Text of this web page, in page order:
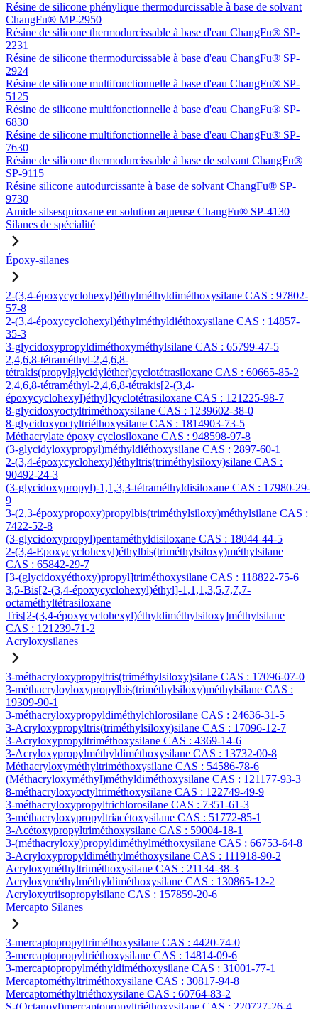
Résine de silicone phénylique thermodurcissable à base de solvant
ChangFu® MP-2950
Résine de silicone thermodurcissable à base d'eau ChangFu® SP-
2231
Résine de silicone thermodurcissable à base d'eau ChangFu® SP-
2924
Résine de silicone multifonctionnelle à base d'eau ChangFu® SP-
5125
Résine de silicone multifonctionnelle à base d'eau ChangFu® SP-
6830
Résine de silicone multifonctionnelle à base d'eau ChangFu® SP-
7630
Résine de silicone thermodurcissable à base de solvant ChangFu®
SP-9115
Résine silicone autodurcissante à base de solvant ChangFu® SP-
9730
Amide silsesquioxane en solution aqueuse ChangFu® SP-4130
Silanes de spécialité
Époxy-silanes
2-(3,4-époxycyclohexyl)éthylméthyldiméthoxysilane CAS : 97802-
57-8
2-(3,4-époxycyclohexyl)éthylméthyldiéthoxysilane CAS : 14857-
35-3
3-glycidoxypropyldiméthoxyméthylsilane CAS : 65799-47-5
2,4,6,8-tétraméthyl-2,4,6,8-
tétrakis(propylglycidyléther)cyclotétrasiloxane CAS : 60665-85-2
2,4,6,8-tétraméthyl-2,4,6,8-tétrakis[2-(3,4-
époxycyclohexyl)éthyl]cyclotétrasiloxane CAS : 121225-98-7
8-glycidoxyoctyltriméthoxysilane CAS : 1239602-38-0
8-glycidoxyoctyltriéthoxysilane CAS : 1814903-73-5
Méthacrylate époxy cyclosiloxane CAS : 948598-97-8
(3-glycidyloxypropyl)méthyldiéthoxysilane CAS : 2897-60-1
2-(3,4-époxycyclohexyl)éthyltris(triméthylsiloxy)silane CAS :
90492-24-3
(3-glycidoxypropyl)-1,1,3,3-tétraméthyldisiloxane CAS : 17980-29-
9
3-(2,3-époxypropoxy)propylbis(triméthylsiloxy)méthylsilane CAS :
7422-52-8
(3-glycidoxypropyl)pentaméthyldisiloxane CAS : 18044-44-5
2-(3,4-Epoxycyclohexyl)éthylbis(triméthylsiloxy)méthylsilane
CAS : 65842-29-7
[3-(glycidoxyéthoxy)propyl]triméthoxysilane CAS : 118822-75-6
3,5-Bis[2-(3,4-époxycyclohexyl)éthyl]-1,1,1,3,5,7,7,7-
octaméthyltétrasiloxane
Tris[2-(3,4-époxycyclohexyl)éthyldiméthylsiloxy]méthylsilane
CAS : 121239-71-2
Acryloxysilanes
3-méthacryloxypropyltris(triméthylsiloxy)silane CAS : 17096-07-0
3-méthacryloyloxypropylbis(triméthylsiloxy)méthylsilane CAS :
19309-90-1
3-méthacryloxypropyldiméthylchlorosilane CAS : 24636-31-5
3-Acryloxypropyltris(triméthylsiloxy)silane CAS : 17096-12-7
3-Acryloxypropyltriméthoxysilane CAS : 4369-14-6
3-Acryloxypropylméthyldiméthoxysilane CAS : 13732-00-8
Méthacryloxyméthyltriméthoxysilane CAS : 54586-78-6
(Méthacryloxyméthyl)méthyldiméthoxysilane CAS : 121177-93-3
8-méthacryloxyoctyltriméthoxysilane CAS : 122749-49-9
3-méthacryloxypropyltrichlorosilane CAS : 7351-61-3
3-méthacryloxypropyltriacétoxysilane CAS : 51772-85-1
3-Acétoxypropyltriméthoxysilane CAS : 59004-18-1
3-(méthacryloxy)propyldiméthylméthoxysilane CAS : 66753-64-8
3-Acryloxypropyldiméthylméthoxysilane CAS : 111918-90-2
Acryloxyméthyltriméthoxysilane CAS : 21134-38-3
Acryloxyméthylméthyldiméthoxysilane CAS : 130865-12-2
Acryloxytriisopropylsilane CAS : 157859-20-6
Mercapto Silanes
3-mercaptopropyltriméthoxysilane CAS : 4420-74-0
3-mercaptopropyltriéthoxysilane CAS : 14814-09-6
3-mercaptopropylméthyldiméthoxysilane CAS : 31001-77-1
Mercaptométhyltriméthoxysilane CAS : 30817-94-8
Mercaptométhyltriéthoxysilane CAS : 60764-83-2
S-(Octanoyl)mercaptopropyltriéthoxysilane CAS : 220727-26-4